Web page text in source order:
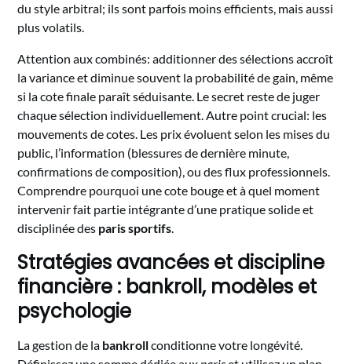
du style arbitral; ils sont parfois moins efficients, mais aussi
plus volatils.
Attention aux combinés: additionner des sélections accroît
la variance et diminue souvent la probabilité de gain, même
si la cote finale paraît séduisante. Le secret reste de juger
chaque sélection individuellement. Autre point crucial: les
mouvements de cotes. Les prix évoluent selon les mises du
public, l’information (blessures de dernière minute,
confirmations de composition), ou des flux professionnels.
Comprendre pourquoi une cote bouge et à quel moment
intervenir fait partie intégrante d’une pratique solide et
disciplinée des paris sportifs.
Stratégies avancées et discipline
financière : bankroll, modèles et
psychologie
La gestion de la bankrollconditionne votre longévité.